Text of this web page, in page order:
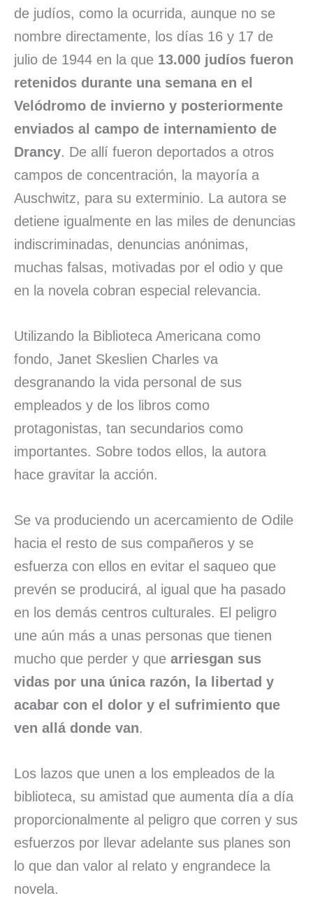
de judíos, como la ocurrida, aunque no se
nombre directamente, los días 16 y 17 de
julio de 1944 en la que 13.000 judíos fueron
retenidos durante una semana en el
Velódromo de invierno y posteriormente
enviados al campo de internamiento de
Drancy. De allí fueron deportados a otros
campos de concentración, la mayoría a
Auschwitz, para su exterminio. La autora se
detiene igualmente en las miles de denuncias
indiscriminadas, denuncias anónimas,
muchas falsas, motivadas por el odio y que
en la novela cobran especial relevancia.
Utilizando la Biblioteca Americana como
fondo, Janet Skeslien Charles va
desgranando la vida personal de sus
empleados y de los libros como
protagonistas, tan secundarios como
importantes. Sobre todos ellos, la autora
hace gravitar la acción.
Se va produciendo un acercamiento de Odile
hacia el resto de sus compañeros y se
esfuerza con ellos en evitar el saqueo que
prevén se producirá, al igual que ha pasado
en los demás centros culturales. El peligro
une aún más a unas personas que tienen
mucho que perder y que arriesgan sus
vidas por una única razón, la libertad y
acabar con el dolor y el sufrimiento que
ven allá donde van.
Los lazos que unen a los empleados de la
biblioteca, su amistad que aumenta día a día
proporcionalmente al peligro que corren y sus
esfuerzos por llevar adelante sus planes son
lo que dan valor al relato y engrandece la
novela.